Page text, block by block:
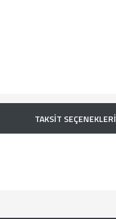
TAKSİT SEÇENEKLERİ